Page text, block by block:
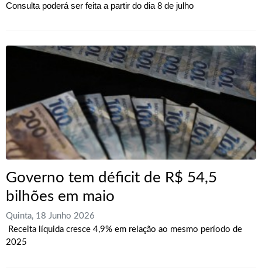
Consulta poderá ser feita a partir do dia 8 de julho
Governo tem déficit de R$ 54,5
bilhões em maio
Quinta, 18 Junho 2026
Receita líquida cresce 4,9% em relação ao mesmo período de
2025